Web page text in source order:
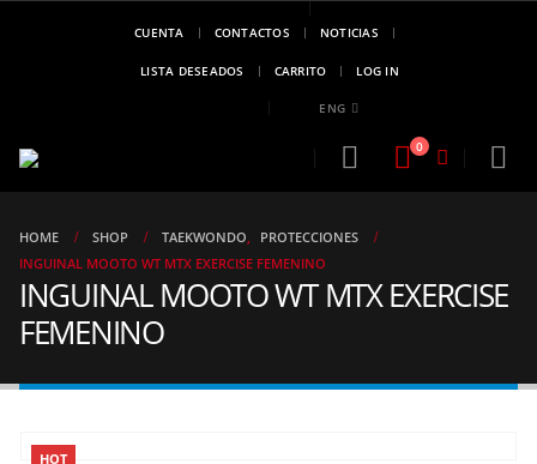
CUENTA CONTACTOS NOTICIAS
LISTA DESEADOS CARRITO LOG IN
ENG
0
HOME SHOP TAEKWONDO,
PROTECCIONES
INGUINAL MOOTO WT MTX EXERCISE FEMENINO
INGUINAL MOOTO WT MTX EXERCISE
FEMENINO
HOT